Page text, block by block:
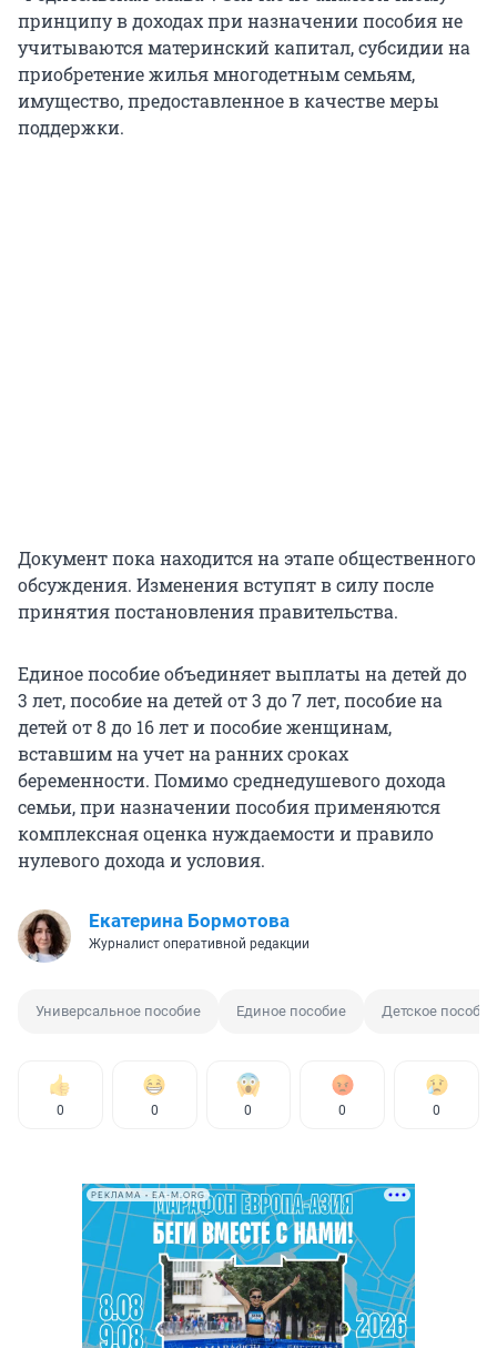
принципу в доходах при назначении пособия не
учитываются материнский капитал, субсидии на
приобретение жилья многодетным семьям,
имущество, предоставленное в качестве меры
поддержки.
Документ пока находится на этапе общественного
обсуждения. Изменения вступят в силу после
принятия постановления правительства.
Единое пособие объединяет выплаты на детей до
3 лет, пособие на детей от 3 до 7 лет, пособие на
детей от 8 до 16 лет и пособие женщинам,
вставшим на учет на ранних сроках
беременности. Помимо среднедушевого дохода
семьи, при назначении пособия применяются
комплексная оценка нуждаемости и правило
нулевого дохода и условия.
Екатерина Бормотова
Журналист оперативной редакции
Универсальное пособие Единое пособие Детское пособие
0 0 0 0 0
РЕКЛАМА • EA-M.ORG